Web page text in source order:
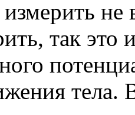
так это
тела.